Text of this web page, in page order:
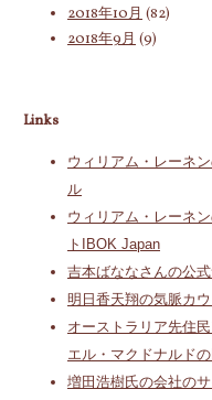
2018年10月 (82)
2018年9月 (9)
Links
ウィリアム・レーネ
ル
ウィリアム・レーネ
トIBOK Japan
吉本ばななさんの公式
明日香天翔の気脈カ
オーストラリア先住
エル・マクドナルド
増田浩樹氏の会社のサ